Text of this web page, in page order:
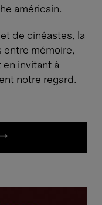
américain.
de cinéastes, la
entre mémoire,
invitant à
notre regard.